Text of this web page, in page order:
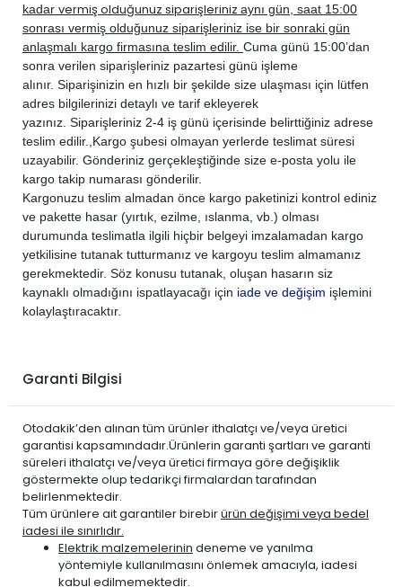
DS
DS 3 2010-2017 BENZİN
1.2 VTi
DS
DS 3 2010-2017 BENZİN
1.6 THP Turbo
DS
DS 3 2010-2017 BENZİN
DS
DS 3 2010-2017 DİZEL
1.6 E-HDi
DS
DS 4 2011-2015 BENZİN
DS
DS 4 2011-2015 BENZİN
1.6 VTi
DS
DS 4 2011-2015 DİZEL
1.6 BlueHDi
DS
DS 4 2011-2015
DS
DS 4 2016-2017 DİZEL
1.6 BlueHDi
PEUGEOT
207 2006-2010 BENZİN
1.4
PEUGEOT
207 2006-2010 BENZİN
1.4 VTi
PEUGEOT
207 2006-2010 BENZİN
1.6
PEUGEOT
207 2006-2010
PEUGEOT
207 2006-2010
PEUGEOT
207 2010-2012 BENZİN
1.4 VTi
PEUGEOT
207 2010-2012 BENZİN
1.6
PEUGEOT
207 2010-2012 BENZİN
1.6 VTi
PEUGEOT
207 2010-2012 DİZEL
1.4 HDi
PEUGEOT
207 2010-2012
PEUGEOT
208 2012-2020 BENZİN
1.0 VTi
kadar vermiş olduğunuz siparişleriniz aynı gün, saat 15:00
sonrası vermiş olduğunuz siparişleriniz ise bir sonraki gün
anlaşmalı kargo firmasına teslim edilir. Cuma günü 15:00’dan
sonra verilen siparişleriniz pazartesi günü işleme
alınır. Siparişinizin en hızlı bir şekilde size ulaşması için lütfen
adres bilgilerinizi detaylı ve tarif ekleyerek
yazınız. Siparişleriniz 2-4 iş günü içerisinde belirttiğiniz adrese
teslim edilir., Kargo şubesi olmayan yerlerde teslimat süresi
uzayabilir. Gönderiniz gerçekleştiğinde size e-posta yolu ile
kargo takip numarası gönderilir.
Kargonuzu teslim almadan önce kargo paketinizi kontrol ediniz
ve pakette hasar (yırtık, ezilme, ıslanma, vb.) olması
durumunda teslimatla ilgili hiçbir belgeyi imzalamadan kargo
yetkilisine tutanak tutturmanız ve kargoyu teslim almamanız
gerekmektedir. Söz konusu tutanak, oluşan hasarın siz
kaynaklı olmadığını ispatlayacağı için iade ve değişim işlemini
kolaylaştıracaktır.
Garanti Bilgisi
Otodakik’den alınan tüm ürünler ithalatçı ve/veya üretici
garantisi kapsamındadır.Ürünlerin garanti şartları ve garanti
süreleri ithalatçı ve/veya üretici firmaya göre değişiklik
göstermekte olup tedarikçi firmalardan tarafından
belirlenmektedir.
Tüm ürünlere ait garantiler birebirürün değişimi veya bedel
iadesi ile sınırlıdır.
Elektrik malzemelerinin deneme ve yanılma
yöntemiyle kullanılmasını önlemek amacıyla, iadesi
kabul edilmemektedir.